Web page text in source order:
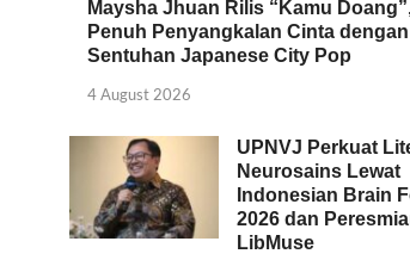
Maysha Jhuan Rilis “Kamu
Penuh Penyangkalan Cinta dengan
Sentuhan Japanese City Pop
4 August 2026
UPNVJ Perkuat
Neurosains Lewat
Indonesian Brain
2026 dan
LibMuse